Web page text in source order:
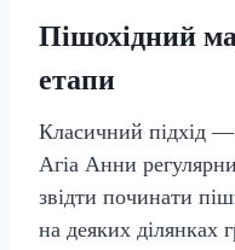
Пішохідний
етапи
Класичний підхід
Агіа Анни
звідти починати
на деяких ділянках